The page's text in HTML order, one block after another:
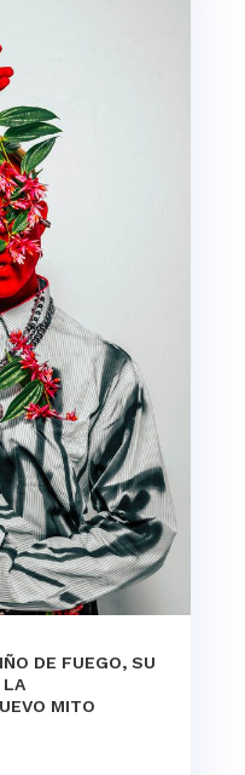
DE FUEGO, SU
LA
MITO